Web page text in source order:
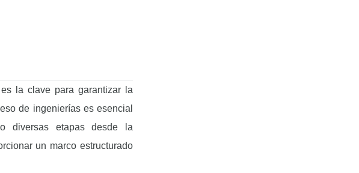
la clave para garantizar la
de ingenierías es esencial
diversas etapas desde la
un marco estructurado